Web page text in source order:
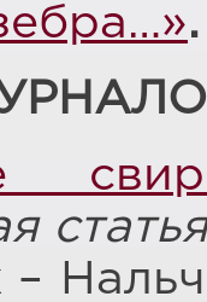
.
статья
–